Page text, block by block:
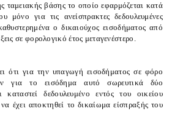
ταμειακής βάσης το οποίο εφαρμόζεται κατά
μόνο για τις ανείσπρακτες δεδουλευμένες
ο δικαιούχος εισοδήματος από
σε φορολογικό έτος μεταγενέστερο.
ότι για την υπαγωγή εισοδήματος σε φόρο
για το εισόδημα αυτό σωρευτικά δύο
δεδουλευμένο εντός του οικείου
έχει αποκτηθεί το δικαίωμα είσπραξής του